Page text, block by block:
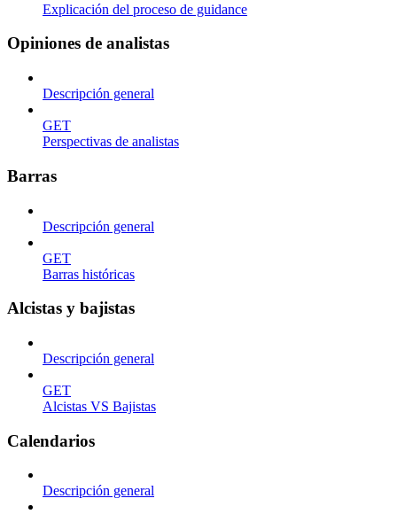
Explicación del proceso de guidance
Opiniones de analistas
Descripción general
GET
Perspectivas de analistas
Barras
Descripción general
GET
Barras históricas
Alcistas y bajistas
Descripción general
GET
Alcistas VS Bajistas
Calendarios
Descripción general